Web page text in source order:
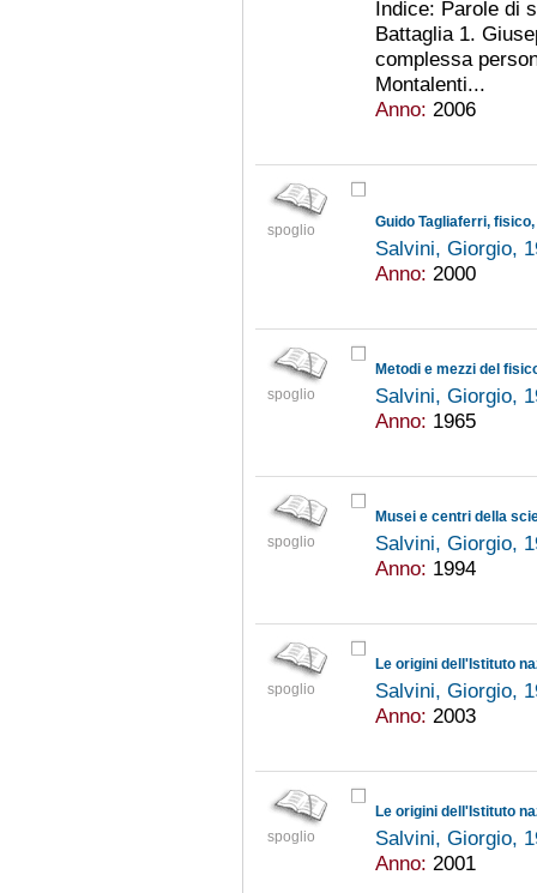
Indice: Parole di
Battaglia 1.
complessa
Montalenti...
Anno: 2006
spoglio Guido Tagliaferri,
Salvini, Giorgio,
Anno: 2000
spoglio
Metodi e mezzi del
Salvini, Giorgio,
Anno: 1965
spoglio
Musei e centri della
Salvini, Giorgio,
Anno: 1994
spoglio
Le origini dell'Istituto
Salvini, Giorgio,
Anno: 2003
spoglio
Le origini dell'Istituto
Salvini, Giorgio,
Anno: 2001